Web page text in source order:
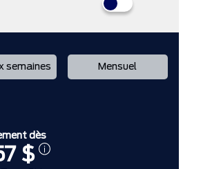
semaines Mensuel
dès
$